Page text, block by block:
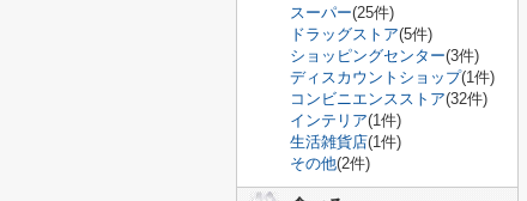
スーパー(25件)
ドラッグストア(5件)
ショッピングセンター(3件)
ディスカウントショップ(1件)
コンビニエンスストア(32件)
インテリア(1件)
生活雑貨店(1件)
その他(2件)